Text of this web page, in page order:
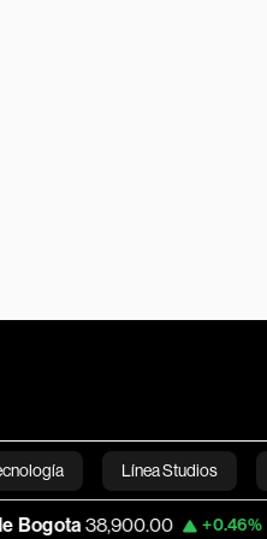
Línea Studios
English+0.46% Apple 312.53